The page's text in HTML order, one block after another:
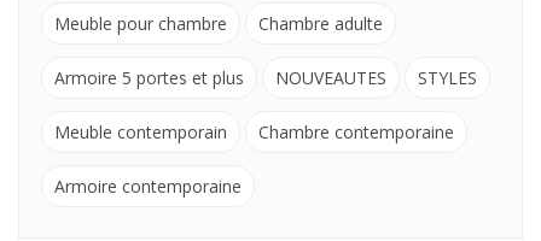
Meuble pour chambre Chambre adulte
Armoire 5 portes et plus NOUVEAUTES STYLES
Meuble contemporain Chambre contemporaine
Armoire contemporaine